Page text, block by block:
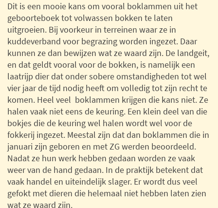
Dit is een mooie kans om vooral boklammen uit het
geboorteboek tot volwassen bokken te laten
uitgroeien. Bij voorkeur in terreinen waar ze in
kuddeverband voor begrazing worden ingezet. Daar
kunnen ze dan bewijzen wat ze waard zijn. De landgeit,
en dat geldt vooral voor de bokken, is namelijk een
laatrijp dier dat onder sobere omstandigheden tot wel
vier jaar de tijd nodig heeft om volledig tot zijn recht te
komen. Heel veel boklammen krijgen die kans niet. Ze
halen vaak niet eens de keuring. Een klein deel van die
bokjes die de keuring wel halen wordt wel voor de
fokkerij ingezet. Meestal zijn dat dan boklammen die in
januari zijn geboren en met ZG werden beoordeeld.
Nadat ze hun werk hebben gedaan worden ze vaak
weer van de hand gedaan. In de praktijk betekent dat
vaak handel en uiteindelijk slager. Er wordt dus veel
gefokt met dieren die helemaal niet hebben laten zien
wat ze waard zijn.